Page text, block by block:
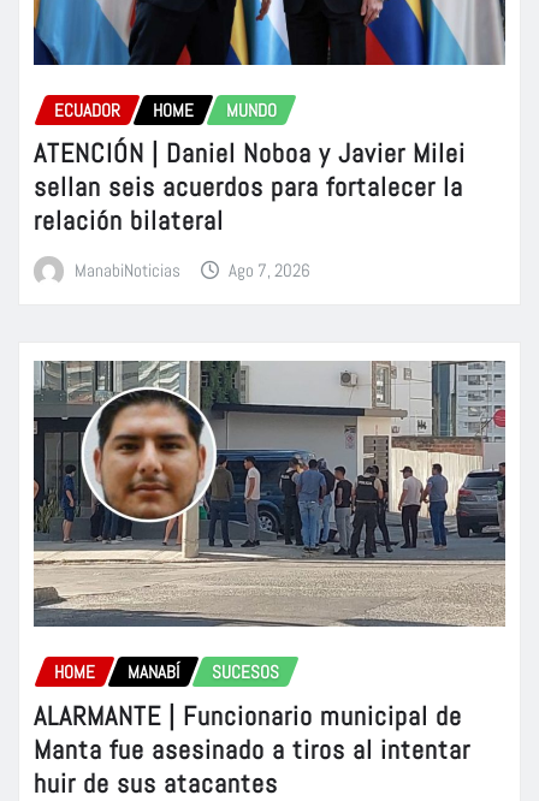
ECUADOR HOME MUNDO
ATENCIÓN | Daniel Noboa y Javier Milei
sellan seis acuerdos para fortalecer la
relación bilateral
ManabiNoticias Ago 7, 2026
HOME MANABÍ SUCESOS
ALARMANTE | Funcionario municipal de
Manta fue asesinado a tiros al intentar
huir de sus atacantes